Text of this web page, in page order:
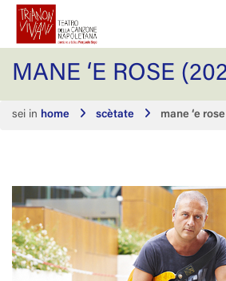
MANE ‘E ROSE
sei in home scètate mane ‘e